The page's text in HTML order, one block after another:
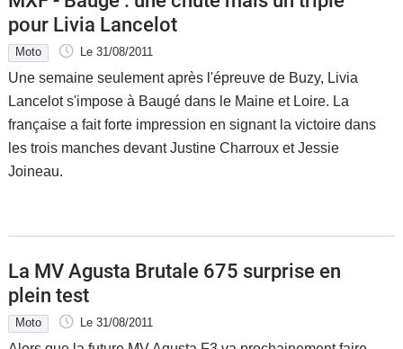
pour Livia Lancelot
Moto Le 31/08/2011
Une semaine seulement après l'épreuve de Buzy, Livia
Lancelot s'impose à Baugé dans le Maine et Loire. La
française a fait forte impression en signant la victoire dans
les trois manches devant Justine Charroux et Jessie
Joineau.
La MV Agusta Brutale 675 surprise en
plein test
Moto Le 31/08/2011